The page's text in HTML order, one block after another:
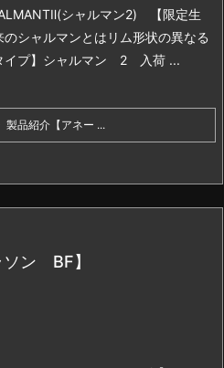
シャルマン2) 【限定生
のシャルマンとはリム形状の異なる
イプ】 シャルマン 2 入荷 ...
製品紹介【アネー ...
ソン BF】